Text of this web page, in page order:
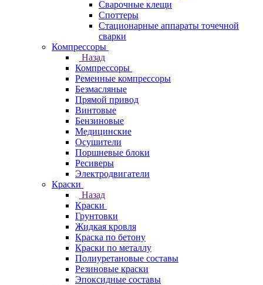
Сварочные клещи
Споттеры
Стационарные аппараты точечной
сварки
Компрессоры
Назад
Компрессоры
Ременные компрессоры
Безмасляные
Прямой привод
Винтовые
Бензиновые
Медицинские
Осушители
Поршневые блоки
Ресиверы
Электродвигатели
Краски
Назад
Краски
Грунтовки
Жидкая кровля
Краска по бетону
Краски по металлу
Полиуретановые составы
Резиновые краски
Эпоксидные составы